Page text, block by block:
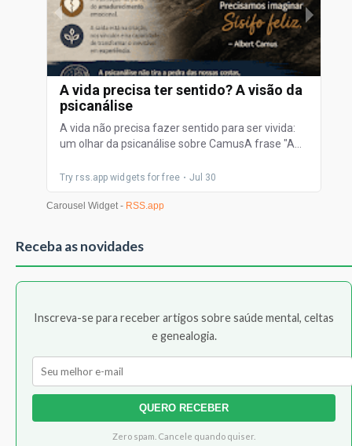
Receba as novidades
Inscreva-se para receber artigos sobre saúde mental, celtas
e genealogia.
QUERO RECEBER
Zero spam. Cancele quando quiser.